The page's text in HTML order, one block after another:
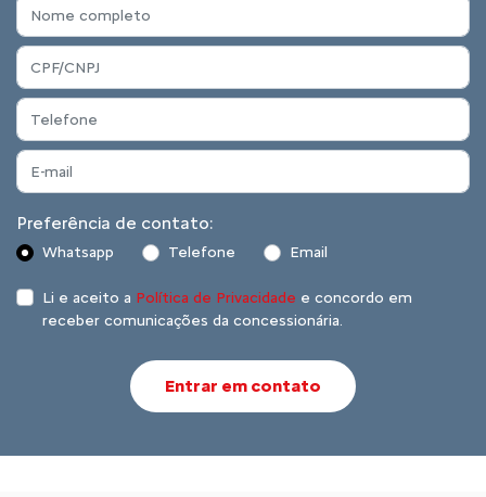
Preferência de contato:
Whatsapp Telefone Email
Li e aceito a Política de Privacidade e concordo em
receber comunicações da concessionária.
Entrar em contato